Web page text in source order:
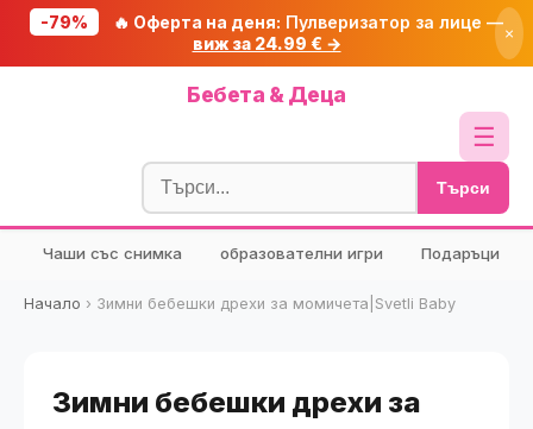
-79% 🔥 Оферта на деня: Пулверизатор за лице —
виж за 24.99 € →
×
Бебета & Деца
☰
Блог
🧮 Калкулатори
🔍 Намери продукт
🎁 Подарък
Търси
Чаши със снимка образователни игри Подаръци
Начало › Зимни бебешки дрехи за момичета|Svetli Baby
Зимни бебешки дрехи за